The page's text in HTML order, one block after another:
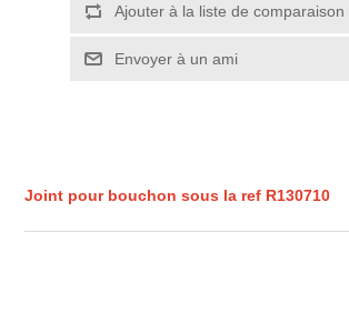
Ajouter à la liste de comparaison
Envoyer à un ami
Joint pour bouchon sous la ref R130710